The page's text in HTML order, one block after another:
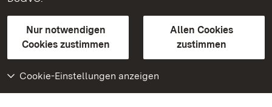
Nur notwendigen
Cookies zustimmen
Allen Cookies
zustimmen
Cookie-Einstellungen anzeigen
GebärdenspracheLeichte Sprache
Erklärung zur Barrierefreiheit
BITV-konform (geprüfte Seiten)
Weiteres